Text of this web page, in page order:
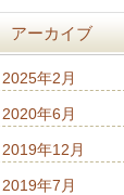
アーカイブ
2025年2月
2020年6月
2019年12月
2019年7月